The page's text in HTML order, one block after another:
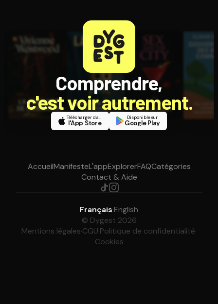
Comprendre,
c'est voir autrement.
Télécharger dans
l'App Store
Disponible sur
Google Play
AccueilManifesteL'appExplorerFAQCatégories
Contact & Aide
Français·English
© Dygest 2026
Mentions légales·CGU·Politique de confidentialité·
Cookies